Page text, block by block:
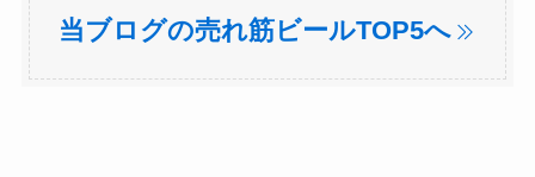
当ブログの売れ筋ビールTOP5へ